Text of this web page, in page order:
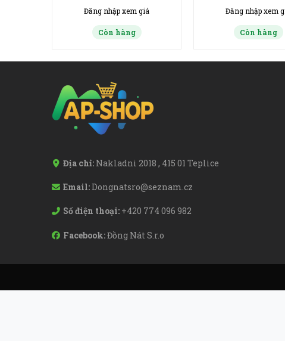
Đăng nhập xem giá
Còn hàng
Đăng nhập xem
Còn hàng
Địa chỉ: Nakladni 2018 , 415 01 Teplice
Email:Dongnatsro@seznam.cz
Số điện thoại: +420 774 096 982
Facebook:Đồng Nát S.r.o